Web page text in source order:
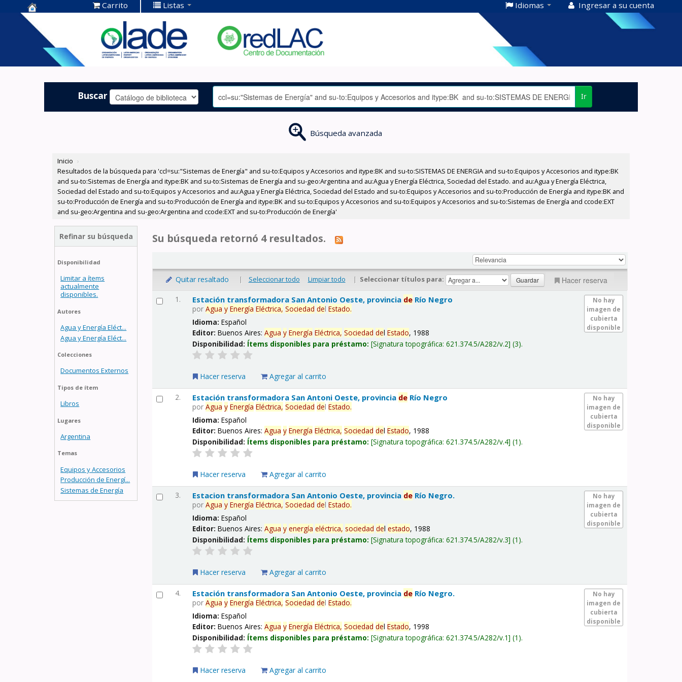
Centro de
Documentación
OLADE -
Carrito Listas Idiomas Ingresar a su cuenta
Buscar Ir
Búsqueda avanzada
Inicio ›
Resultados de la búsqueda para 'ccl=su:"Sistemas de Energía" and su-to:Equipos y Accesorios and itype:BK and su-to:SISTEMAS DE ENERGIA and su-to:Equipos y Accesorios and itype:BK
and su-to:Sistemas de Energía and itype:BK and su-to:Sistemas de Energía and su-geo:Argentina and au:Agua y Energía Eléctrica, Sociedad del Estado. and au:Agua y Energía Eléctrica,
Sociedad del Estado and su-to:Equipos y Accesorios and au:Agua y Energía Eléctrica, Sociedad del Estado and su-to:Equipos y Accesorios and su-to:Producción de Energía and itype:BK and
su-to:Producción de Energía and su-to:Producción de Energía and itype:BK and su-to:Equipos y Accesorios and su-to:Equipos y Accesorios and su-to:Sistemas de Energía and ccode:EXT
and su-geo:Argentina and su-geo:Argentina and ccode:EXT and su-to:Producción de Energía'
Refinar su búsqueda
Disponibilidad
Limitar a ítems
actualmente
disponibles.
Autores
Agua y Energía Eléct...
Agua y Energía Eléct...
Colecciones
Documentos Externos
Tipos de ítem
Libros
Lugares
Argentina
Temas
Equipos y Accesorios
Producción de Energí...
Sistemas de Energía
Su búsqueda retornó 4 resultados.
Quitar resaltado | Seleccionar todo Limpiar todo | Seleccionar títulos para: Hacer reserva
1.
No hay
imagen de
cubierta
disponible
Estación transformadora San Antonio Oeste, provincia de Río Negro
porAgua y Energía Eléctrica, Sociedad delEstado.
Idioma:Español
Editor:Buenos Aires:Agua y Energía Eléctrica, Sociedad delEstado, 1988
Disponibilidad: Ítems disponibles para préstamo: Signatura topográfica:621.374.5/A282/v.2 (3).
Hacer reserva Agregar al carrito
2.
No hay
imagen de
cubierta
disponible
Estación transformadora San Antoni Oeste, provincia de Río Negro
porAgua y Energía Eléctrica, Sociedad delEstado.
Idioma:Español
Editor:Buenos Aires:Agua y Energía Eléctrica, Sociedad delEstado, 1988
Disponibilidad: Ítems disponibles para préstamo: Signatura topográfica:621.374.5/A282/v.4 (1).
Hacer reserva Agregar al carrito
3.
No hay
imagen de
cubierta
disponible
Estacion transformadora San Antonio Oeste, provincia de Río Negro.
porAgua y Energía Eléctrica, Sociedad delEstado.
Idioma:Español
Editor:Buenos Aires:Agua y energía eléctrica, sociedad delestado, 1988
Disponibilidad: Ítems disponibles para préstamo: Signatura topográfica:621.374.5/A282/v.3 (1).
Hacer reserva Agregar al carrito
4.
No hay
imagen de
cubierta
disponible
Estación transformadora San Antonio Oeste, provincia de Río Negro.
porAgua y Energía Eléctrica, Sociedad delEstado.
Idioma:Español
Editor:Buenos Aires:Agua y Energía Eléctrica, Sociedad delEstado, 1998
Disponibilidad: Ítems disponibles para préstamo: Signatura topográfica:621.374.5/A282/v.1 (1).
Hacer reserva Agregar al carrito